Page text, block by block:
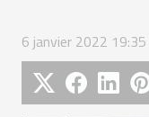
6 janvier 2022 19:35